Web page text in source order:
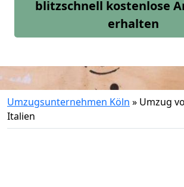
blitzschnell kostenlose
erhalten
Umzugsunternehmen Köln » Umzug
Italien